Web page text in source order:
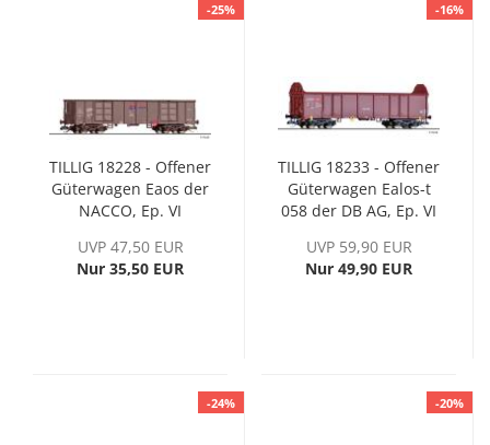
-25%
TILLIG 18228 - Offener
Güterwagen Eaos der
NACCO, Ep. VI
UVP 47,50 EUR
Nur 35,50 EUR
-16%
TILLIG 18233 - Offener
Güterwagen Ealos-t
058 der DB AG, Ep. VI
UVP 59,90 EUR
Nur 49,90 EUR
-24% -20%